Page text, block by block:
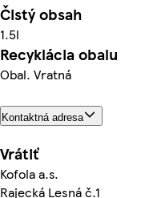
Čistý obsah
1.5l
Recyklácia obalu
Obal. Vratná
Kontaktná adresa
Vrátiť
Kofola a.s.
Rajecká Lesná č.1